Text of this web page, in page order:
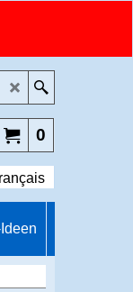
0